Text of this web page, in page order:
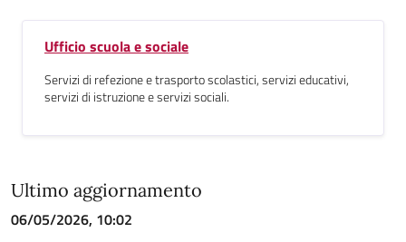
Ufficio scuola e sociale
Servizi di refezione e trasporto scolastici, servizi educativi,
servizi di istruzione e servizi sociali.
Ultimo aggiornamento
06/05/2026, 10:02